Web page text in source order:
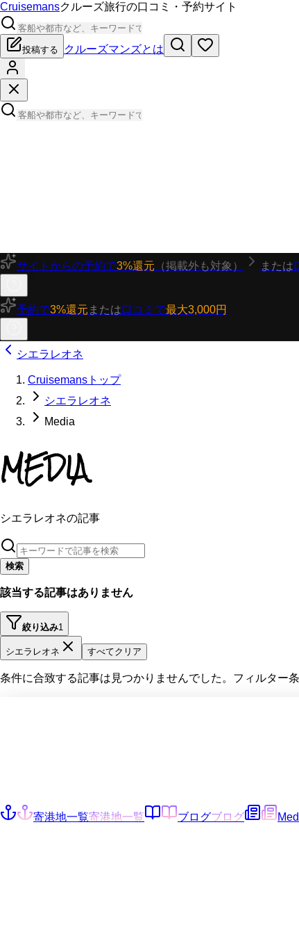
Cruisemansクルーズ旅行の口コミ・予約サイト
投稿する クルーズマンズとは
サイトからの予約で3%還元 （掲載外も対象） または
予約で3%還元 または口コミで最大3,000円
シエラレオネ
Cruisemansトップ
シエラレオネ
Media
MEDIA
シエラレオネの記事
検索
該当する記事はありません
絞り込み1
シエラレオネ すべてクリア
条件に合致する記事は見つかりませんでした。フィルター
寄港地一覧寄港地一覧 ブログブログ